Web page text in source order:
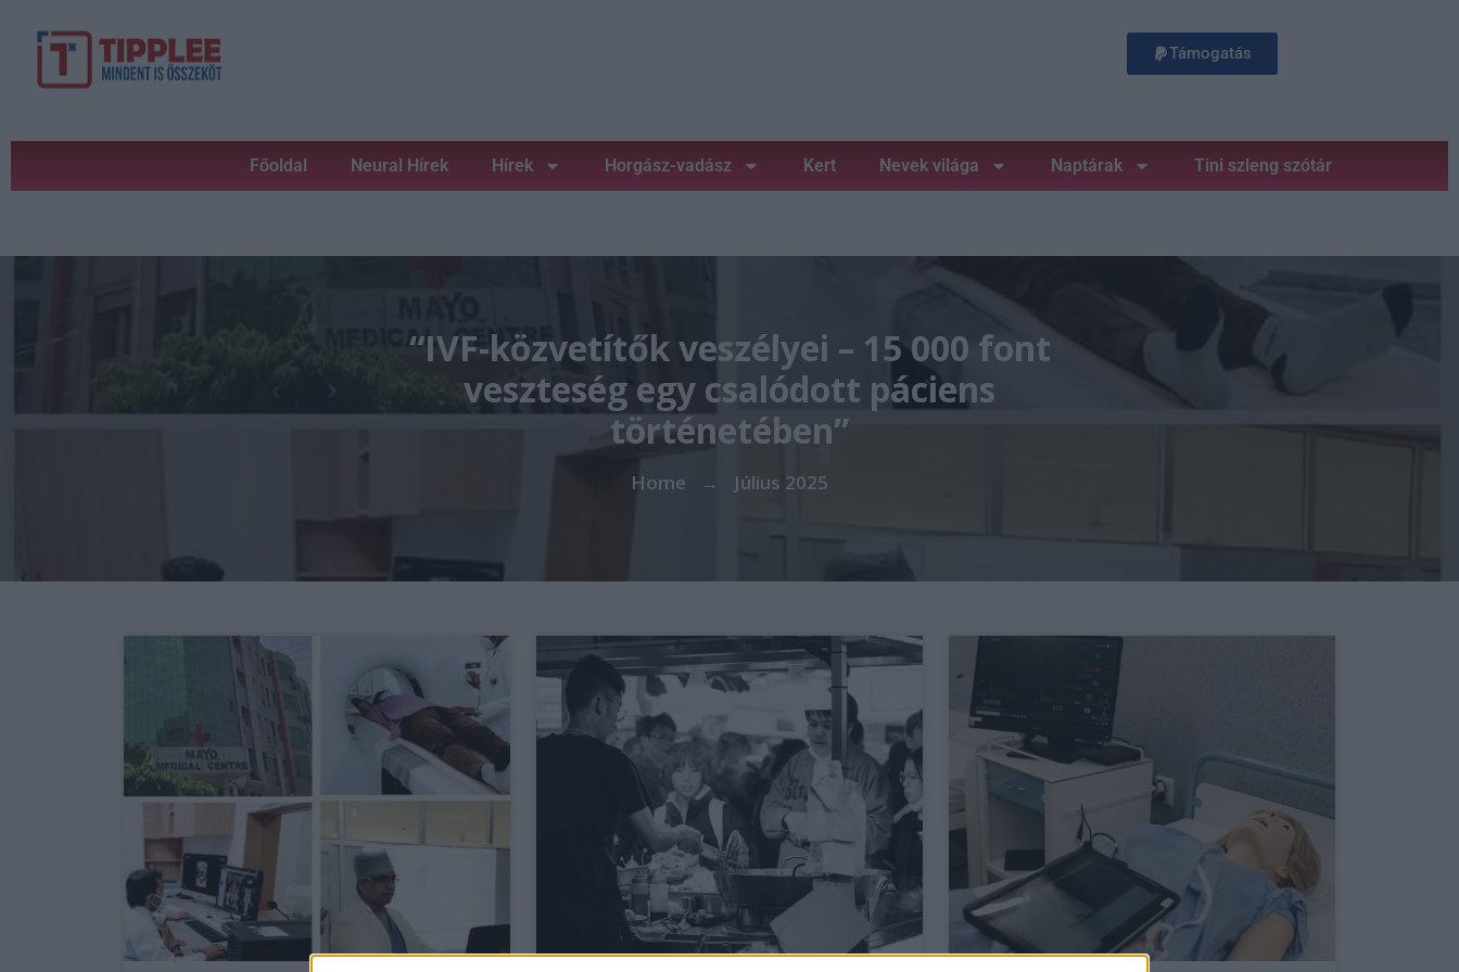
Támogatás
Főoldal Neural Hírek Hírek Horgász-vadász Kert Nevek világa Naptárak Tini szleng szótár
“IVF-közvetítők veszélyei – 15 000 font
veszteség egy csalódott páciens
történetében”
Home → Július 2025